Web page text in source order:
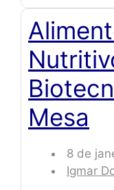
Mesa
8 de
Igmar